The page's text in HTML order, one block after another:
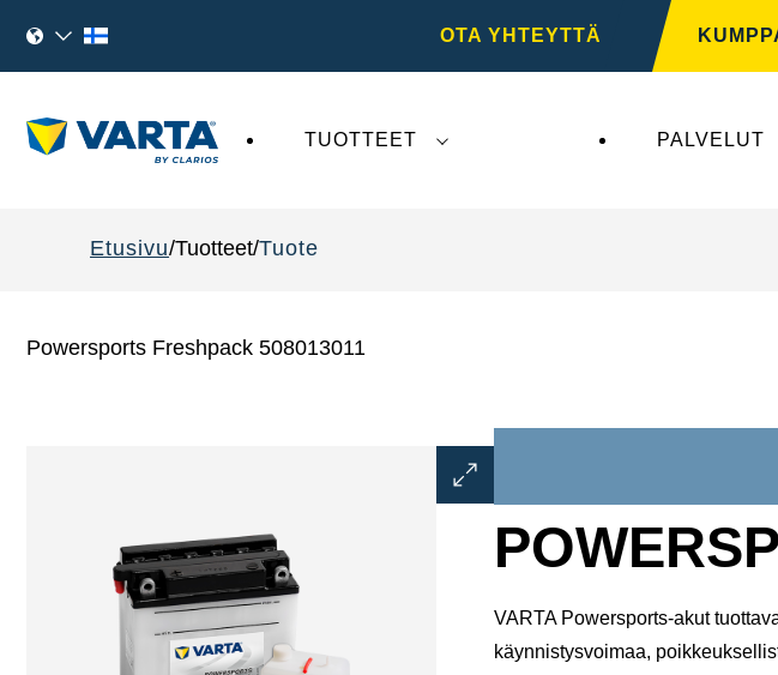
OTA YHTEYTTÄ
TUOTTEET PALVELUT
Etusivu Tuotteet Tuote
Powersports Freshpack 508013011
Avaa
kuvaikkuna
VARTA Powersports-akut
käynnistysvoimaa,